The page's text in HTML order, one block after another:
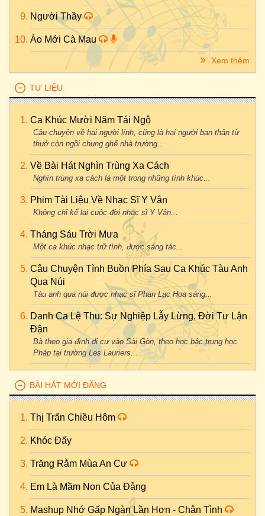
Người Thầy
Áo Mới Cà Mau
Xem thêm
TƯ LIỆU
Ca Khúc Mười Năm Tái Ngộ
Câu chuyện về hai người lính, cũng là hai người bạn thân từ
thuở còn ngồi chung ghế nhà trường...
Về Bài Hát Nghìn Trùng Xa Cách
Nghìn trùng xa cách là một trong những tình khúc...
Phim Tài Liệu Về Nhạc Sĩ Y Vân
Không chỉ kể lại cuộc đời nhạc sĩ Y Vân...
Tháng Sáu Trời Mưa
Một ca khúc nhạc trữ tình, được sáng tác...
Câu Chuyện Tình Buồn Phía Sau Ca Khúc Tàu Anh
Qua Núi
Tàu anh qua núi được nhạc sĩ Phan Lạc Hoa sáng...
Danh Ca Lệ Thu: Sự Nghiệp Lẫy Lừng, Đời Tư Lận
Đận
Bà theo gia đình di cư vào Sài Gòn, theo học bậc trung học
Pháp tại trường Les Lauriers...
BÀI HÁT MỚI ĐĂNG
Thị Trấn Chiều Hôm
Khóc Đấy
Trăng Rằm Mùa An Cư
Em Là Mầm Non Của Đảng
Mashup Nhớ Gấp Ngàn Lần Hơn - Chân Tình